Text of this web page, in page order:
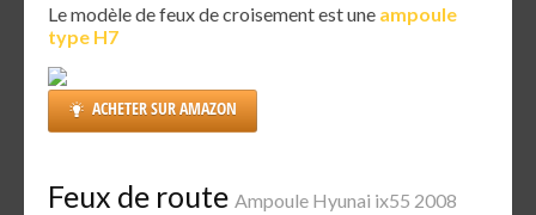
Le modèle de feux de croisement est une ampoule
type H7
ACHETER SUR AMAZON
Feux de route Ampoule Hyunai ix55 2008